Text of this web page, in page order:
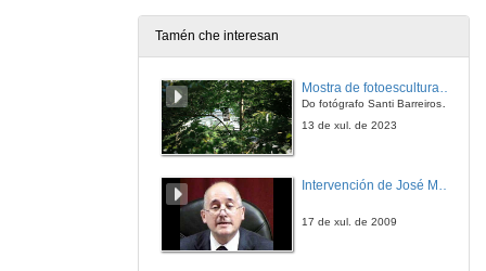
Tamén che interesan
Mostra de fotoesculturas Overtraz
Do fotógrafo Santi Barreiros e o escultor Nito Contreras.
13 de xul. de 2023
17 de xul. de 2009